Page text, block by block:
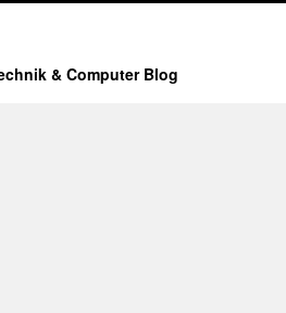
& Computer Blog